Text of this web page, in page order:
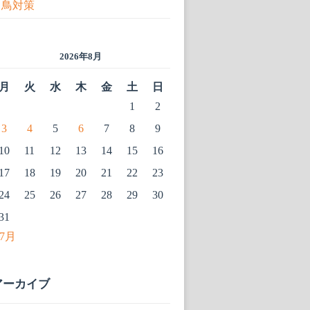
鳥対策
2026年8月
火 水 木 金 土
日
1
2
3
4 5 6 7 8
9
11 12 13 14 15
16
18 19 20 21 22
23
25 26 27 28 29
30
月
ーカイブ